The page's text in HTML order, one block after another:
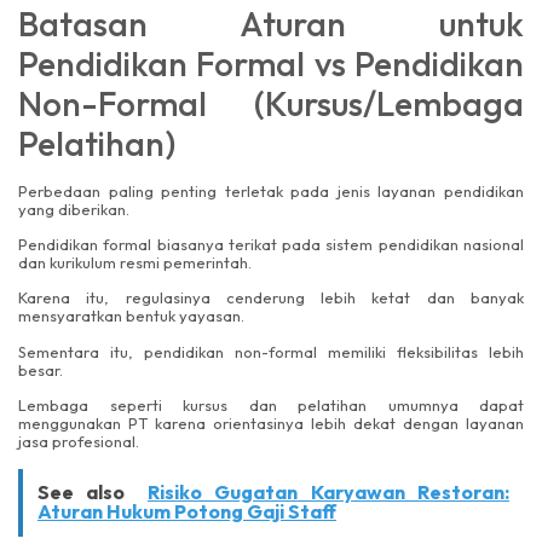
Batasan Aturan untuk
Pendidikan Formal vs Pendidikan
Non-Formal (Kursus/Lembaga
Pelatihan)
Perbedaan paling penting terletak pada jenis layanan pendidikan
yang diberikan.
Pendidikan formal biasanya terikat pada sistem pendidikan nasional
dan kurikulum resmi pemerintah.
Karena itu, regulasinya cenderung lebih ketat dan banyak
mensyaratkan bentuk yayasan.
Sementara itu, pendidikan non-formal memiliki fleksibilitas lebih
besar.
Lembaga seperti kursus dan pelatihan umumnya dapat
menggunakan PT karena orientasinya lebih dekat dengan layanan
jasa profesional.
See also
Risiko Gugatan Karyawan Restoran:
Aturan Hukum Potong Gaji Staff